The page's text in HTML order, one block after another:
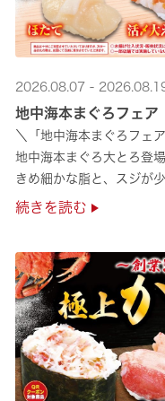
2026.08.07 -
地中海本まぐろフェア
＼「地中海本まぐろフェ
地中海本まぐろ大とろ登場
きめ細かな脂と、スジが
さらに、鹿児島で育った
続きを読む